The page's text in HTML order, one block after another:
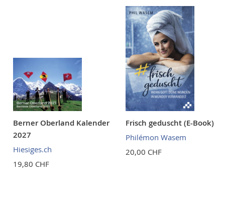
Berner Oberland Kalender
2027
Hiesiges.ch
19,80 CHF
Frisch geduscht (E-Book)
Philémon Wasem
20,00 CHF